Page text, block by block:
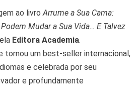
ao livroArrume a Sua Cama:
Mudar a Sua Vida… E Talvez
Editora Academia.
tornou um best-seller internacional,
e celebrada por seu
e profundamente